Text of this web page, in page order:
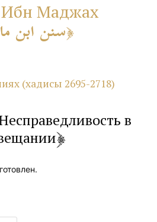
Маджах
سنن ابن
(хадисы 2695-2718)
в